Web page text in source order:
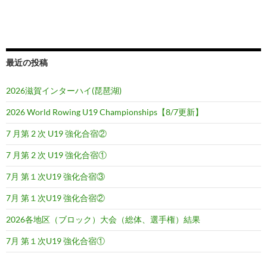
ン
最近の投稿
2026滋賀インターハイ(琵琶湖)
2026 World Rowing U19 Championships【8/7更新】
7 月第 2 次 U19 強化合宿②
7 月第 2 次 U19 強化合宿①
7月 第１次U19 強化合宿③
7月 第１次U19 強化合宿②
2026各地区（ブロック）大会（総体、選手権）結果
7月 第１次U19 強化合宿①